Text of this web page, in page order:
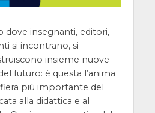
insegnanti, editori,
si incontrano, si
insieme nuove
futuro: è questa l’anima
più importante del
alla didattica e al